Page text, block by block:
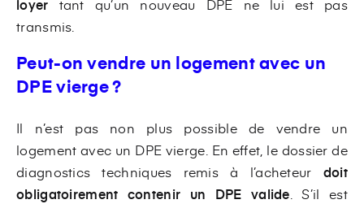
loyer tant qu’un nouveau DPE ne lui est pas
transmis.
Peut-on vendre un logement avec un
DPE vierge ?
Il n’est pas non plus possible de vendre un
logement avec un DPE vierge. En effet, le dossier de
diagnostics techniques remis à l’acheteur doit
obligatoirement contenir un DPE valide . S’il est